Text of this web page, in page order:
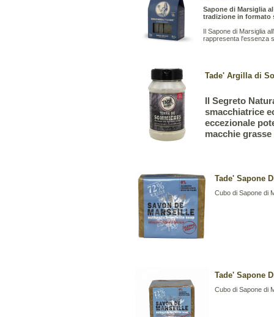
Sapone di Marsiglia
tradizione in formato
Il Sapone di Marsiglia
rappresenta l'essenza
Tade' Argilla di
Il Segreto
smacchiatrice
eccezionale
macchie
Tade' Sapone
Cubo di Sapone di
Tade' Sapone
Cubo di Sapone di